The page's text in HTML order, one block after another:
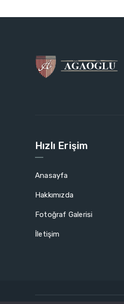
Hızlı Erişim
Anasayfa
Hakkımızda
Fotoğraf Galerisi
İletişim